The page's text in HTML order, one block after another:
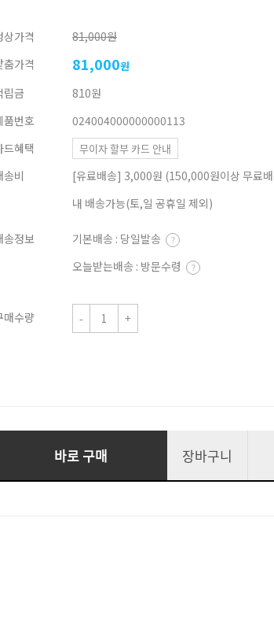
상가격
81,000원
춤가격
81,000원
립금
810원
품번호
024004000000000113
드혜택
무이자 할부 카드 안내
송비
[유료배송] 3,000원 (150,000원이상 무료
내 배송가능(토,일 공휴일 제외)
송정보 기본배송 : 당일발송 ?
오늘받는배송 : 방문수령 ?
매수량 - +
바로 구매 장바구니